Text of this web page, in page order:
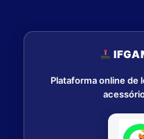
Plataforma online de